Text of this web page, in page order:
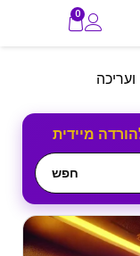
0
ועריכה
מיידית
חפש